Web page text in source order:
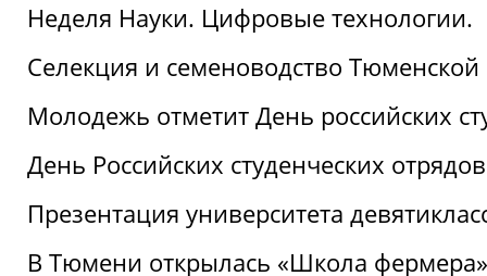
Неделя Науки. Цифровые технологии.
Селекция и семеноводство Тюменской
Молодежь отметит День российских
День Российских студенческих
Презентация университета
В Тюмени открылась «Школа фермера»